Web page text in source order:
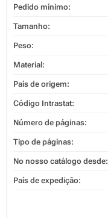
Pedido mínimo:
Tamanho:
Peso:
Material:
País de origem:
Código Intrastat:
Número de páginas:
Tipo de páginas:
No nosso catálogo desde:
País de expedição: